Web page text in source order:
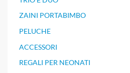
ZAINI PORTABIMBO
PELUCHE
ACCESSORI
REGALI PER NEONATI